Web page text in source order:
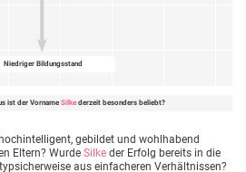
Niedriger Bildungsstand
ist der Vorname Silke derzeit besonders beliebt?
gebildet und wohlhabend
Eltern? Wurde Silke der Erfolg bereits in die
aus einfacheren Verhältnissen?